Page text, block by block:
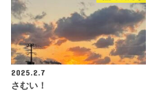
2025.2.7
さむい！